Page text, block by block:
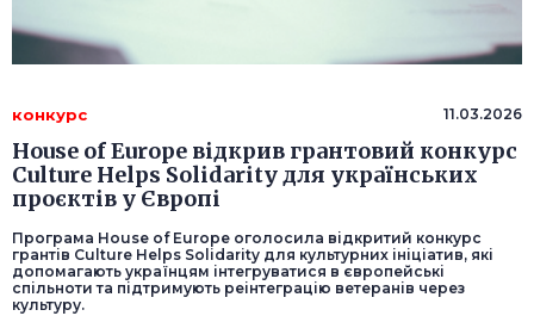
конкурс 11.03.2026
House of Europe відкрив грантовий конкурс
Culture Helps Solidarity для українських
проєктів у Європі
Програма House of Europe оголосила відкритий конкурс
грантів Culture Helps Solidarity для культурних ініціатив, які
допомагають українцям інтегруватися в європейські
спільноти та підтримують реінтеграцію ветеранів через
культуру.